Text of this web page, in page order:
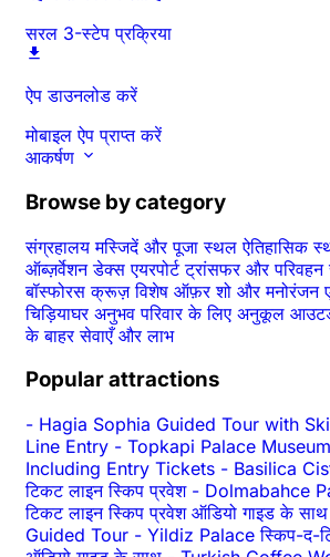
सरल 3-स्टेप प्रक्रिया
ऐप डाउनलोड करें
मोबाइल ऐप प्राप्त करें
आकर्षण
Browse by category
संग्रहालयमस्जिदें और पूजा स्थलऐतिहासिक
ऑब्ज़र्वेशन डेक्सएयरपोर्ट ट्रांसफर और परिवहन
बॉस्फोरस क्रूज़विशेष ऑफ़रशो और मनोरंजन
चिड़ियाघर अनुभवपरिवार के लिए अनुकूल
के बाहरसेवाएँ और लाभ
Popular attractions
- Hagia Sophia Guided Tour with
Line Entry - Topkapi Palace
Including Entry Tickets - Basilica
टिकट लाइन स्किप प्रवेश - Dolmabahce
टिकट लाइन स्किप प्रवेश ऑडियो गाइड के साथ
Guided Tour - Yildiz Palace स्किप-द-